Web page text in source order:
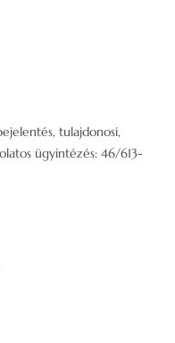
tulajdonosi,
ügyintézés: 46/613-